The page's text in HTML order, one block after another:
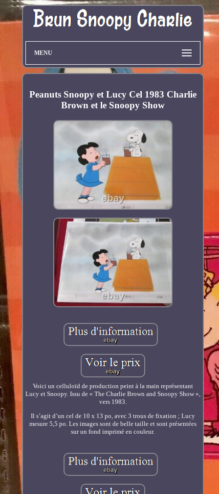
MENU
Peanuts Snoopy et Lucy Cel 1983 Charlie
Brown et le Snoopy Show
Voici un celluloïd de production peint à la main représentant
Lucy et Snoopy. Issu de « The Charlie Brown and Snoopy Show »,
vers 1983.
Il s’agit d’un cel de 10 x 13 po, avec 3 trous de fixation ; Lucy
mesure 5,5 po. Les images sont de belle taille et sont présentées
sur un fond imprimé en couleur.